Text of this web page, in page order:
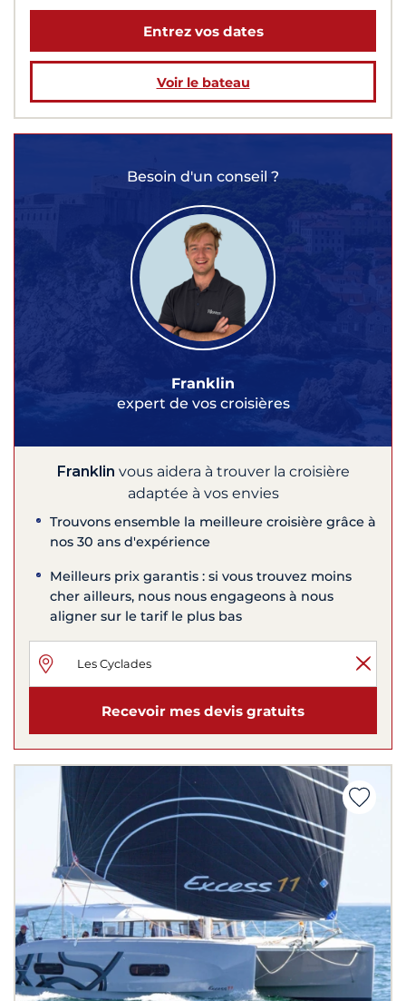
Entrez vos dates
Voir le bateau
Besoin d'un conseil ?
Franklin
expert de vos croisières
Franklin vous aidera à trouver la croisière
adaptée à vos envies
Trouvons ensemble la meilleure croisière grâce à
nos 30 ans d'expérience
Meilleurs prix garantis : si vous trouvez moins
cher ailleurs, nous nous engageons à nous
aligner sur le tarif le plus bas
Recevoir mes devis gratuits